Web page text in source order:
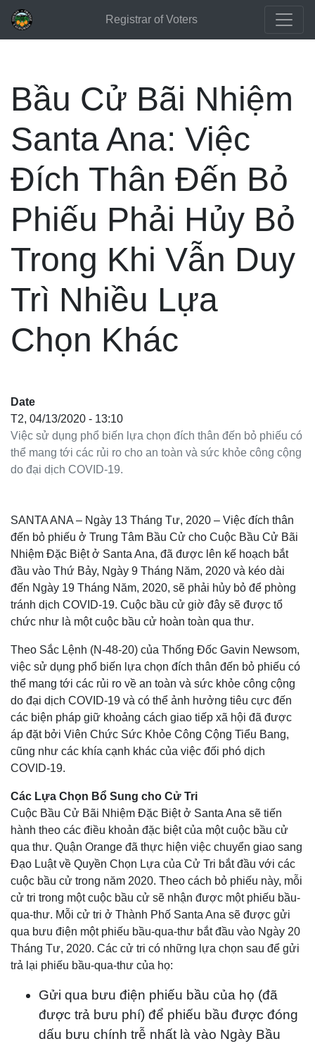
Registrar of Voters
Bầu Cử Bãi Nhiệm
Santa Ana: Việc
Đích Thân Đến Bỏ
Phiếu Phải Hủy Bỏ
Trong Khi Vẫn Duy
Trì Nhiều Lựa
Chọn Khác
Date
T2, 04/13/2020 - 13:10
Việc sử dụng phổ biến lựa chọn đích thân đến bỏ phiếu có
thể mang tới các rủi ro cho an toàn và sức khỏe công cộng
do đại dịch COVID-19.
SANTA ANA – Ngày 13 Tháng Tư, 2020 – Việc đích thân
đến bỏ phiếu ở Trung Tâm Bầu Cử cho Cuộc Bầu Cử Bãi
Nhiệm Đặc Biệt ở Santa Ana, đã được lên kế hoạch bắt
đầu vào Thứ Bảy, Ngày 9 Tháng Năm, 2020 và kéo dài
đến Ngày 19 Tháng Năm, 2020, sẽ phải hủy bỏ để phòng
tránh dịch COVID-19. Cuộc bầu cử giờ đây sẽ được tổ
chức như là một cuộc bầu cử hoàn toàn qua thư.
Theo Sắc Lệnh (N-48-20) của Thống Đốc Gavin Newsom,
việc sử dụng phổ biến lựa chọn đích thân đến bỏ phiếu có
thể mang tới các rủi ro về an toàn và sức khỏe công cộng
do đại dịch COVID-19 và có thể ảnh hưởng tiêu cực đến
các biện pháp giữ khoảng cách giao tiếp xã hội đã được
áp đặt bởi Viên Chức Sức Khỏe Công Cộng Tiểu Bang,
cũng như các khía cạnh khác của việc đối phó dịch
COVID-19.
Các Lựa Chọn Bổ Sung cho Cử Tri
Cuộc Bầu Cử Bãi Nhiệm Đặc Biệt ở Santa Ana sẽ tiến
hành theo các điều khoản đặc biệt của một cuộc bầu cử
qua thư. Quận Orange đã thực hiện việc chuyển giao sang
Đạo Luật về Quyền Chọn Lựa của Cử Tri bắt đầu với các
cuộc bầu cử trong năm 2020. Theo cách bỏ phiếu này, mỗi
cử tri trong một cuộc bầu cử sẽ nhận được một phiếu bầu-
qua-thư. Mỗi cử tri ở Thành Phố Santa Ana sẽ được gửi
qua bưu điện một phiếu bầu-qua-thư bắt đầu vào Ngày 20
Tháng Tư, 2020. Các cử tri có những lựa chọn sau để gửi
trả lại phiếu bầu-qua-thư của họ:
Gửi qua bưu điện phiếu bầu của họ (đã
được trả bưu phí) để phiếu bầu được đóng
dấu bưu chính trễ nhất là vào Ngày Bầu